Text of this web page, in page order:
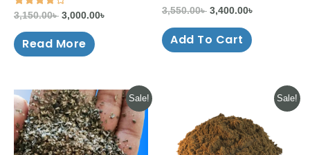
out of 5
3,150.00৳ 3,000.00৳
Read More
3,550.00৳ 3,400.00৳
Add To Cart
Sale!
Original
price
was:
2,200.00৳ .
Current
price
is:
2,100.00৳ .
Sale!
was:
3,500.00৳ .
Current
price
3,375.00৳ .